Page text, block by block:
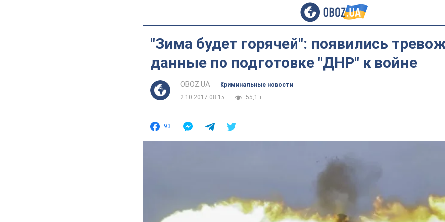
"Зима будет горячей": появились
данные по подготовке "ДНР" к войне
OBOZ.UA
Криминальные новости
2.10.2017 08:15
55,1 т.
93